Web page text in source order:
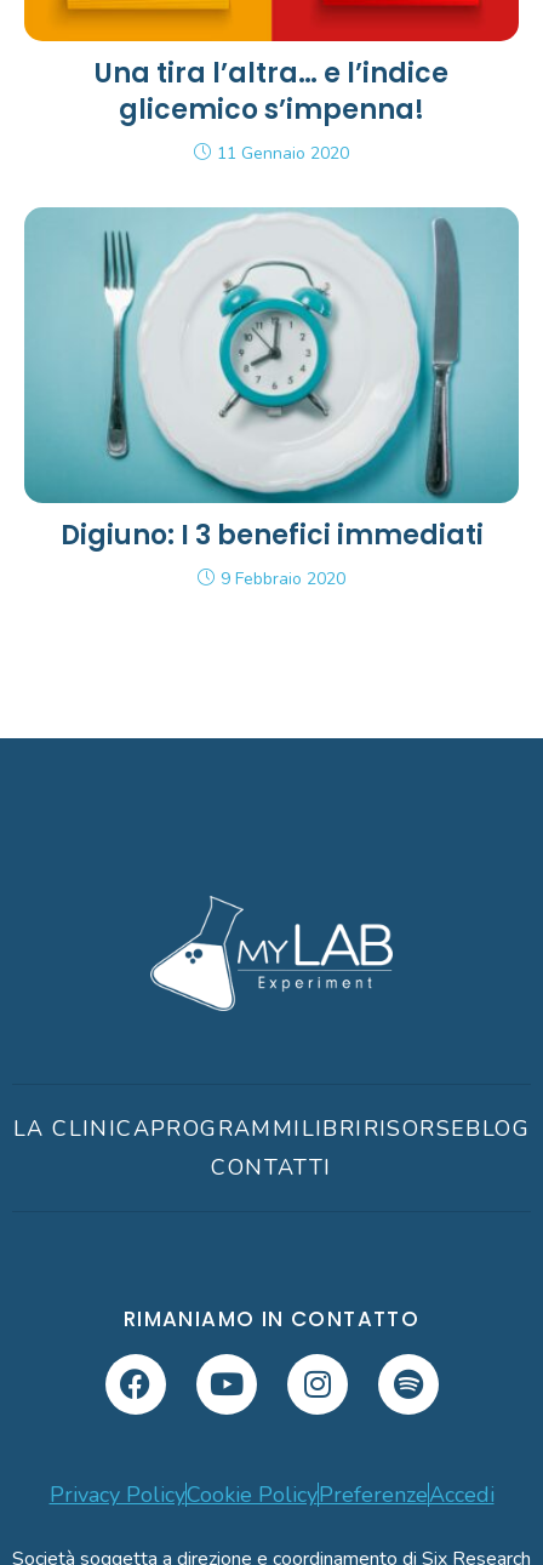
Una tira l’altra… e l’indice
glicemico s’impenna!
11 Gennaio 2020
Digiuno: I 3 benefici immediati
9 Febbraio 2020
LA CLINICAPROGRAMMILIBRIRISORSEBLOG
CONTATTI
RIMANIAMO IN CONTATTO
Privacy PolicyCookie PolicyPreferenzeAccedi
Società soggetta a direzione e coordinamento di Six Research